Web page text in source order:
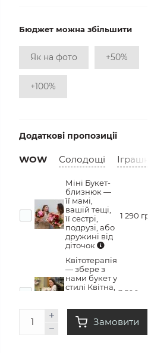
Бюджет можна збільшити
Як на фото +50%
+100%
Додаткові пропозиції
WOW Солодощі Іграшки
Міні Букет-
близнюк —
її мамі,
вашій тещі,
її сестрі,
подрузі, або
дружині від
діточок
1 290 грн
Квітотерапія
— збере з
нами букет у
стилі Квітна,
емоцій
3 500 грн
Замовити